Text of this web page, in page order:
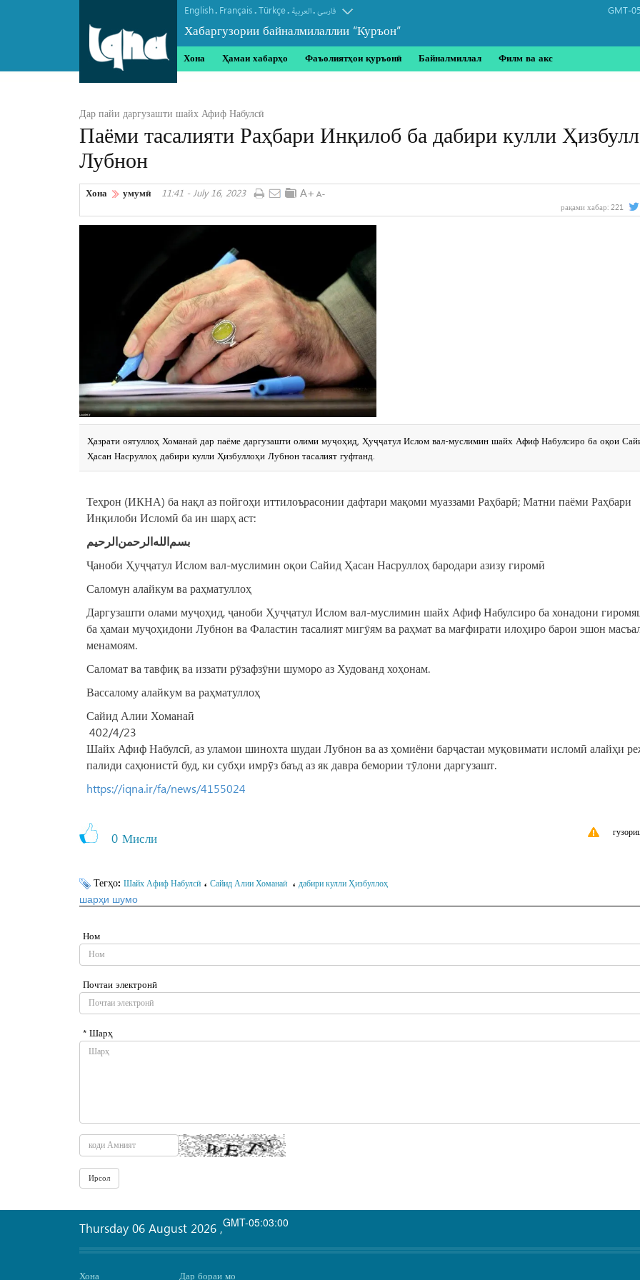
English. Français.Türkçe. العربیة.فارسی
Хабаргузории байналмилаллии “Куръон”
GMT-
Хона Ҳамаи хабарҳо Фаъолиятҳои қуръонӣ Байналмиллал Филм ва акс
Дар пайи даргузашти шайх Афиф Набулсӣ
Паёми тасалияти Раҳбари Инқилоб ба дабири кулли
Лубнон
Хона умумӣ 11:41 - July 16, 2023
рақами хабар: 221
Ҳазрати оятуллоҳ Хоманаӣ дар паёме даргузашти олими муҷоҳид, Ҳуҷҷатул Ислом вал-муслимин шайх Афиф Набулсиро ба оқои
Ҳасан Насруллоҳ дабири кулли Ҳизбуллоҳи Лубнон тасалият гуфтанд.
Теҳрон (ИКНА) ба нақл аз пойгоҳи иттилоърасонии дафтари мақоми муаззами Раҳбарӣ; Матни паёми Раҳбари
Инқилоби Исломӣ ба ин шарҳ аст:
بسم‌الله‌الرحمن‌الرحیم
Ҷаноби Ҳуҷҷатул Ислом вал-муслимин оқои Сайид Ҳасан Насруллоҳ бародари азизу гиромӣ
Саломун алайкум ва раҳматуллоҳ
Даргузашти олами муҷоҳид, ҷаноби Ҳуҷҷатул Ислом вал-муслимин шайх Афиф Набулсиро ба хонадони
ба ҳамаи муҷоҳидони Лубнон ва Фаластин тасалият мигӯям ва раҳмат ва мағфирати илоҳиро барои эшон
менамоям.
Саломат ва тавфиқ ва иззати рӯзафзӯни шуморо аз Худованд хоҳонам.
Вассалому алайкум ва раҳматуллоҳ
Сайид Алии Хоманаӣ
402/4/23
Шайх Афиф Набулсӣ, аз уламои шинохта шудаи Лубнон ва аз ҳомиёни барҷастаи муқовимати исломӣ алайҳи
палиди саҳюнистӣ буд, ки субҳи имрӯз баъд аз як давра бемории тӯлони даргузашт.
https://iqna.ir/fa/news/4155024
0 Мисли
Тегҳо: Шайх Афиф Набулсӣ ، Сайид Алии Хоманаӣ ، дабири кулли Ҳизбуллоҳ
шарҳи шумо
Ном
Почтаи электронӣ
* Шарҳ
GMT-05:03:00
Thursday 06 August 2026 ,
Хона Дар бораи мо